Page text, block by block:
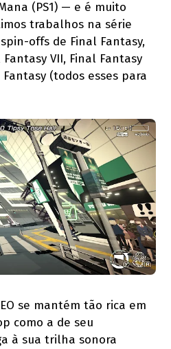
(PS1) — e é muito
trabalhos na série
offs de Final Fantasy,
VII, Final Fantasy
(todos esses para
se mantém tão rica em
como a de seu
à sua trilha sonora